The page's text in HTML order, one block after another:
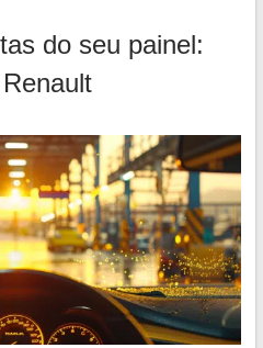
do seu painel: